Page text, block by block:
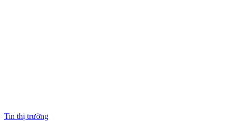
Tin thị trường